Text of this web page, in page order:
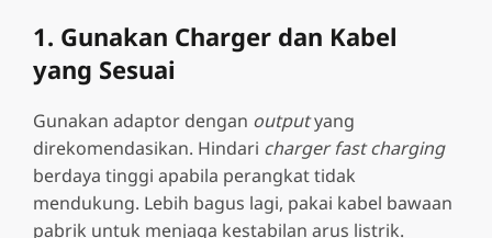
1. Gunakan Charger dan Kabel
yang Sesuai
Gunakan adaptor dengan outputyang
direkomendasikan. Hindari charger fast charging
berdaya tinggi apabila perangkat tidak
mendukung. Lebih bagus lagi, pakai kabel bawaan
pabrik untuk menjaga kestabilan arus listrik.